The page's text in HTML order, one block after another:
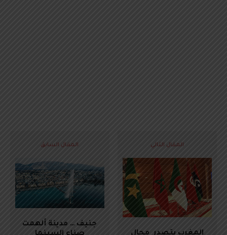
المقال السابق
جنيف … مدينة ألهمت
المقال التالي